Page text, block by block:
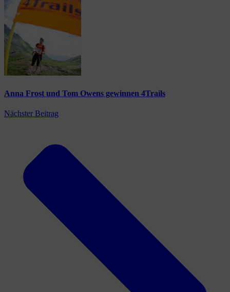
Anna Frost und Tom Owens gewinnen 4Trails
Nächster Beitrag